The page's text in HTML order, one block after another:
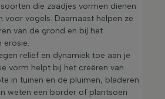
die zaadjes vormen dienen
voor vogels. Daarnaast helpen ze
van de grond en bij het
erosie.
reliëf en dynamiek toe aan je
vorm helpt bij het creëren van
in tuinen en de pluimen, bladeren
weten een border of plantsoen